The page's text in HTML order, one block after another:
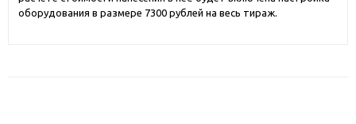
оборудования в размере 7300 рублей на весь тираж.